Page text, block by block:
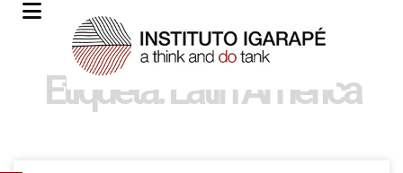
Etiqueta: Latin America